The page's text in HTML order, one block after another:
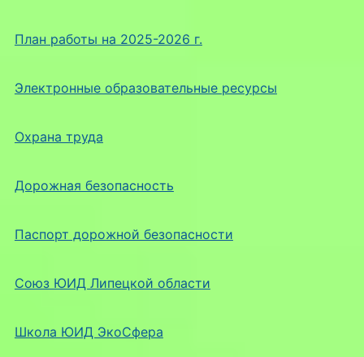
План работы на 2025-2026 г.
Электронные образовательные ресурсы
Охрана труда
Дорожная безопасность
Паспорт дорожной безопасности
Союз ЮИД Липецкой области
Школа ЮИД ЭкоСфера